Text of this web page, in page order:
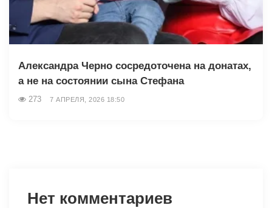
Александра Черно сосредоточена на донатах,
а не на состоянии сына Стефана
273 7 АПРЕЛЯ, 2026 18:50
Нет комментариев